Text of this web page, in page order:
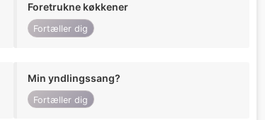
Foretrukne køkkener
Fortæller dig
Min yndlingssang?
Fortæller dig